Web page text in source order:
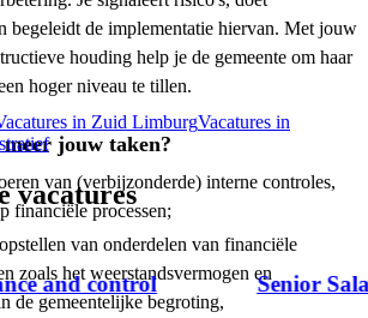
begeleidt de implementatie hiervan. Met jouw
houding help je de gemeente om haar
hoger niveau te tillen.
jouw taken?
van (verbijzonderde) interne controles,
financiële processen;
van onderdelen van financiële
zoals het weerstandsvermogen en
de gemeentelijke begroting,
in Zuid LimburgVacatures in
vacatures
and control Senior